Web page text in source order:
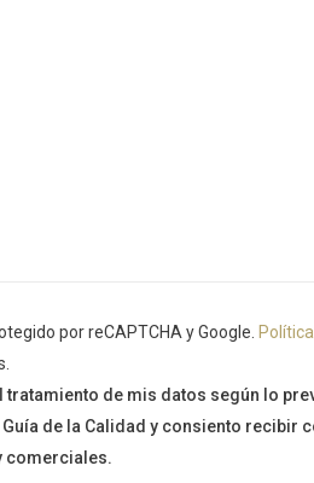
por reCAPTCHA y Google.
tratamiento de mis datos según lo
de la Calidad y consiento recibir
comerciales.